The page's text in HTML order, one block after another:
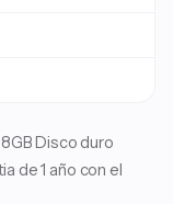
Disco duro
de 1 año con el